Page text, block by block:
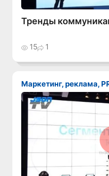
Тренды
15 1
Маркетинг, реклама,